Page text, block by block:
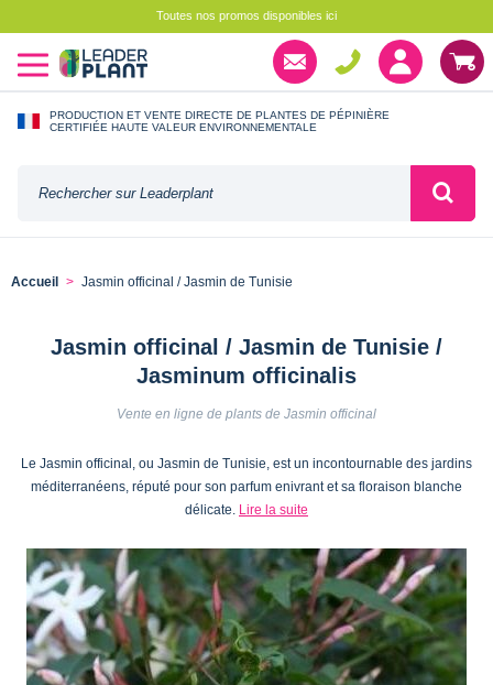
Toutes nos promos disponibles ici
PRODUCTION ET VENTE DIRECTE DE PLANTES DE PÉPINIÈRE
CERTIFIÉE HAUTE VALEUR ENVIRONNEMENTALE
Accueil Jasmin officinal / Jasmin de Tunisie
Jasmin officinal / Jasmin de Tunisie /
Jasminum officinalis
Vente en ligne de plants de Jasmin officinal
Le Jasmin officinal, ou Jasmin de Tunisie, est un incontournable des jardins
méditerranéens, réputé pour son parfum enivrant et sa floraison blanche
délicate. Lire la suite